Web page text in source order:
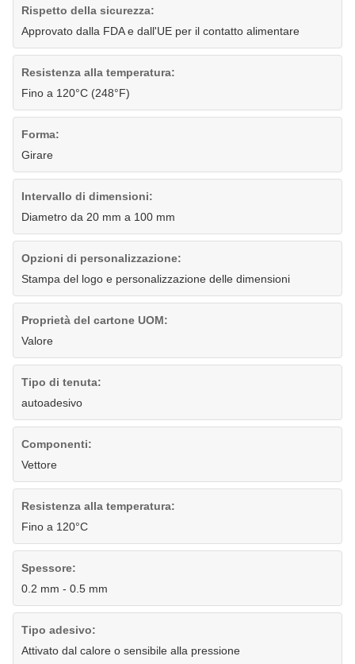
Rispetto della sicurezza:
Approvato dalla FDA e dall'UE per il contatto alimentare
Resistenza alla temperatura:
Fino a 120°C (248°F)
Forma:
Girare
Intervallo di dimensioni:
Diametro da 20 mm a 100 mm
Opzioni di personalizzazione:
Stampa del logo e personalizzazione delle dimensioni
Proprietà del cartone UOM:
Valore
Tipo di tenuta:
autoadesivo
Componenti:
Vettore
Resistenza alla temperatura:
Fino a 120°C
Spessore:
0.2 mm - 0.5 mm
Tipo adesivo:
Attivato dal calore o sensibile alla pressione